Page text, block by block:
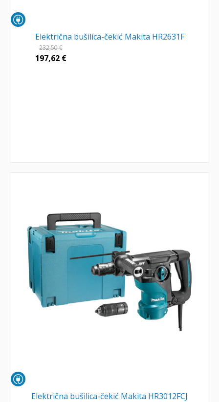
Električna bušilica-čekić Makita HR2631F
232,50€
197,62 €
Električna bušilica-čekić Makita HR3012FCJ